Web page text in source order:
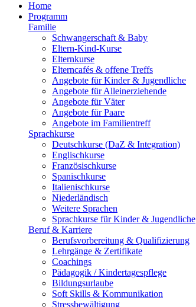
Home
Programm
Familie
Schwangerschaft & Baby
Eltern-Kind-Kurse
Elternkurse
Elterncafés & offene Treffs
Angebote für Kinder & Jugendliche
Angebote für Alleinerziehende
Angebote für Väter
Angebote für Paare
Angebote im Familientreff
Sprachkurse
Deutschkurse (DaZ & Integration)
Englischkurse
Französischkurse
Spanischkurse
Italienischkurse
Niederländisch
Weitere Sprachen
Sprachkurse für Kinder & Jugendliche
Beruf & Karriere
Berufsvorbereitung & Qualifizierung
Lehrgänge & Zertifikate
Coachings
Pädagogik / Kindertagespflege
Bildungsurlaube
Soft Skills & Kommunikation
Stressbewältigung